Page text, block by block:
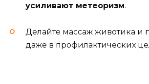
усиливают метеоризм.
Делайте массаж животика и
даже в профилактических